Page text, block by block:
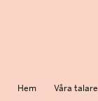
Hem Våra talare